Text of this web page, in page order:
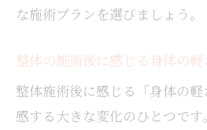
な施術プランを選びましょう。
整体の施術後に感じる身体の
整体施術後に感じる「身体の
感する大きな変化のひとつで